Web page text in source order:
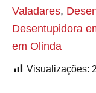
Valadares,
Desentupidora
em Olinda
Visualizações: